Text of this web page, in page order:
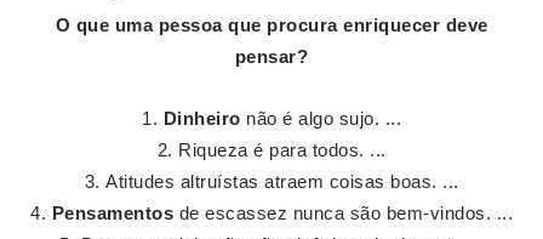
O que uma pessoa que procura enriquecer deve
pensar?
Dinheiro não é algo sujo. ...
Riqueza é para todos. ...
Atitudes altruístas atraem coisas boas. ...
Pensamentos de escassez nunca são bem-vindos. ...